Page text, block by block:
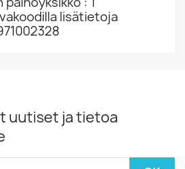
lisätietoja
uutiset ja tietoa